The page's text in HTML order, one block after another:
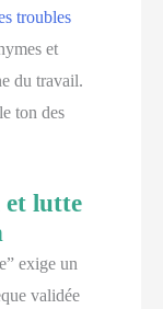
troubles
et
du travail.
ton des
et lutte
exige un
validée